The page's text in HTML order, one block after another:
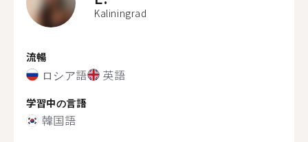
Kaliningrad
流暢
ロシア語 英語
学習中の言語
韓国語